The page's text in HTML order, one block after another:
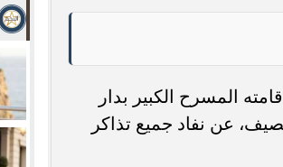
المسرح الكبير بدار
الصيف، عن نفاد جميع تذاكر